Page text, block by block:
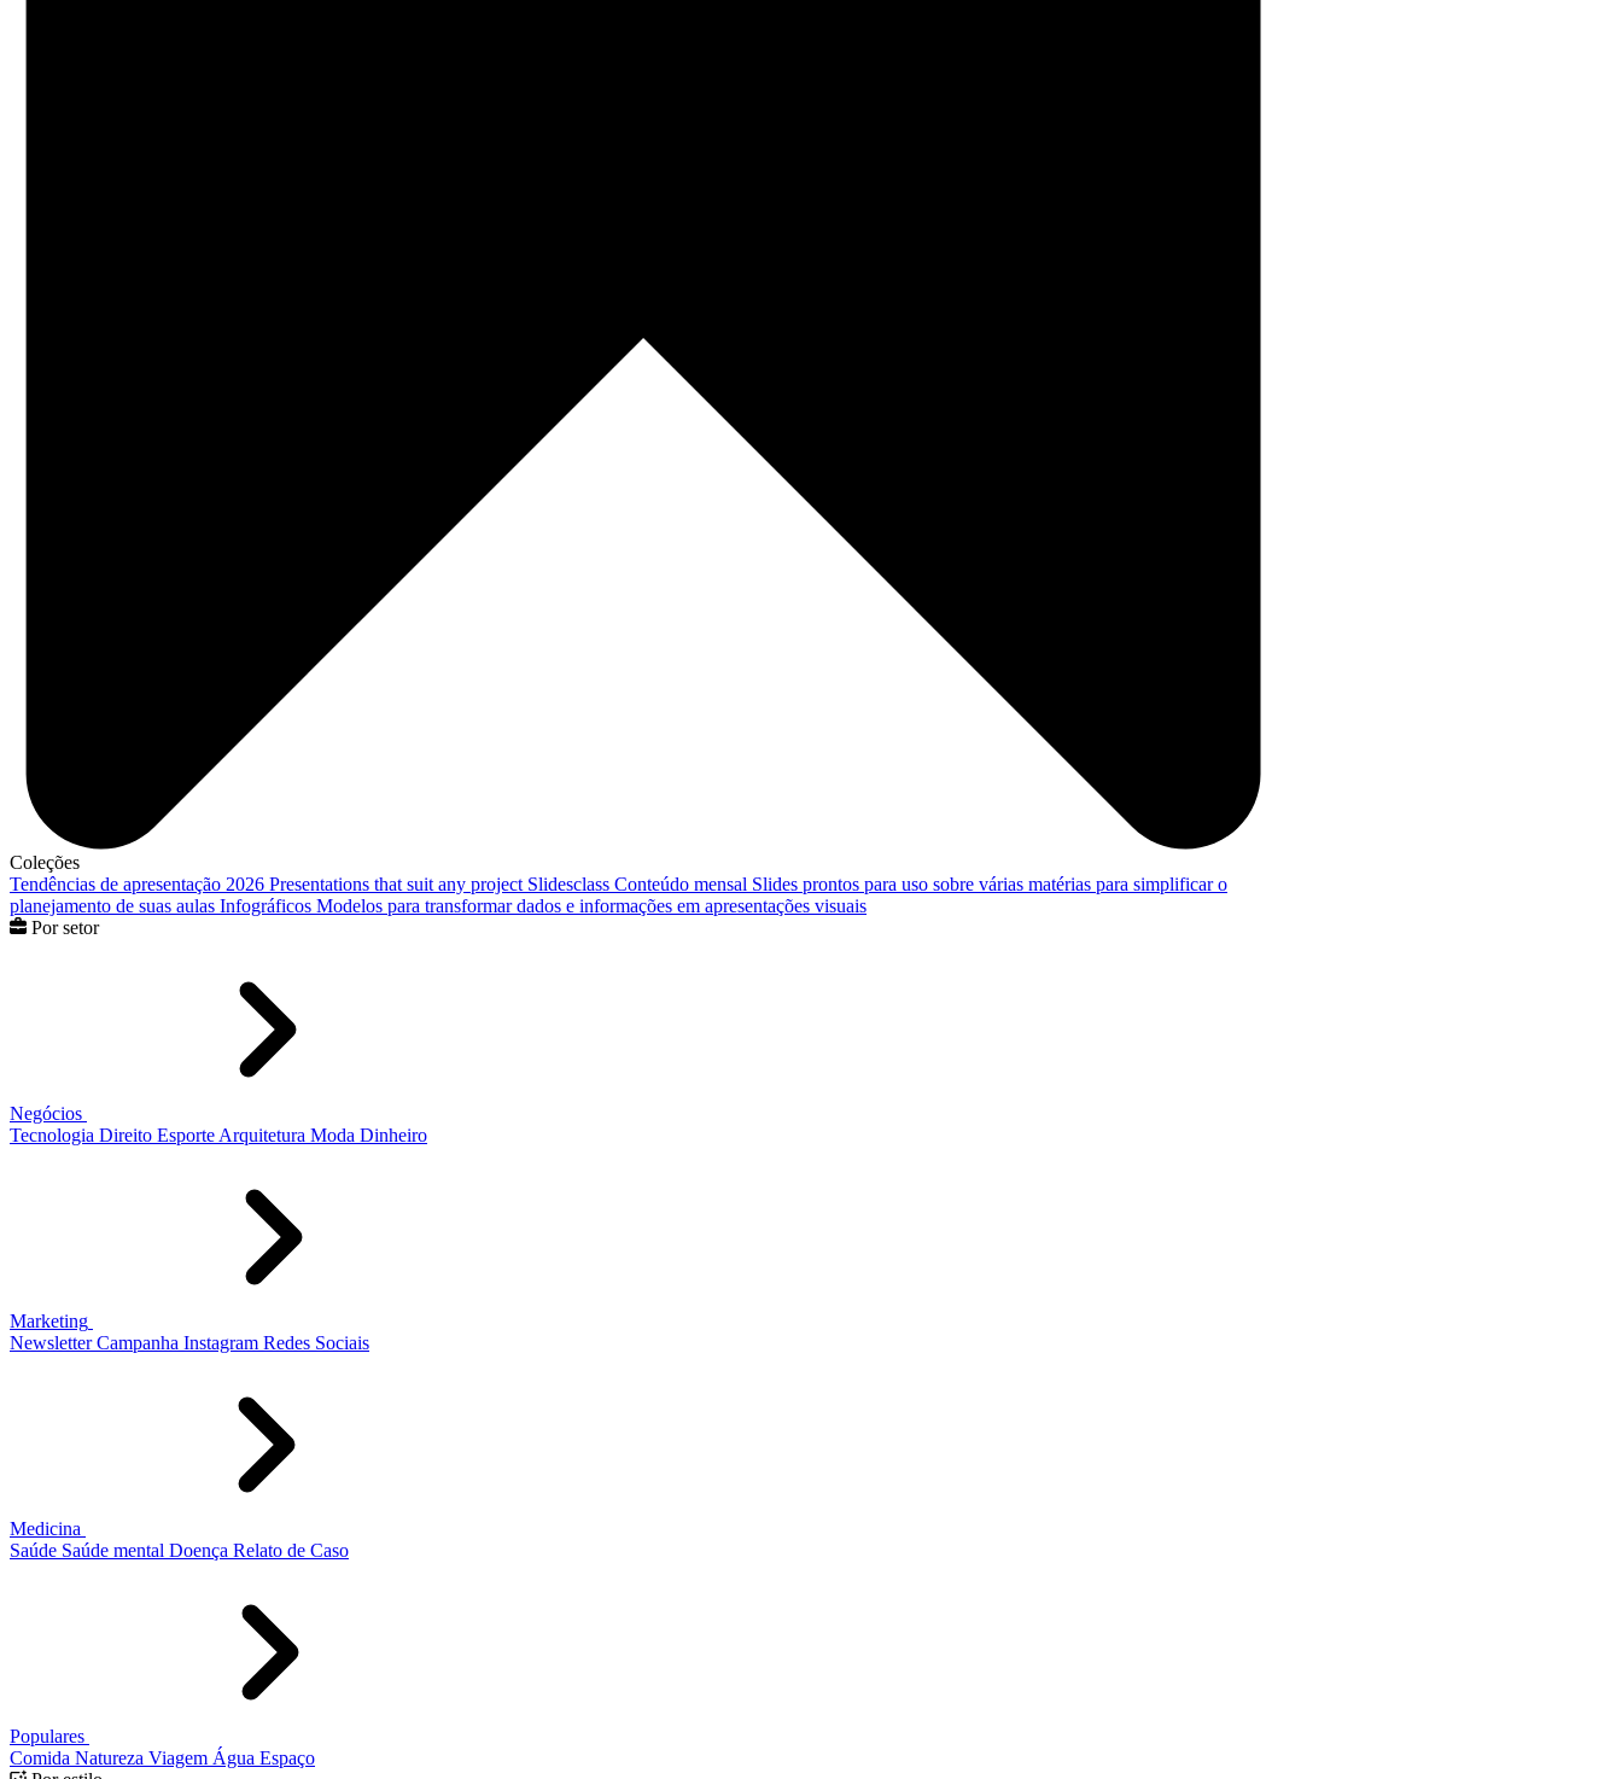
Coleções
Tendências de apresentação 2026 Presentations that suit any project Slidesclass Conteúdo mensal Slides prontos para uso sobre várias matérias para simplificar o
planejamento de suas aulas Infográficos Modelos para transformar dados e informações em apresentações visuais
Por setor
Negócios
Tecnologia Direito Esporte Arquitetura Moda Dinheiro
Marketing
Newsletter Campanha Instagram Redes Sociais
Medicina
Saúde Saúde mental Doença Relato de Caso
Populares
Comida Natureza Viagem Água Espaço